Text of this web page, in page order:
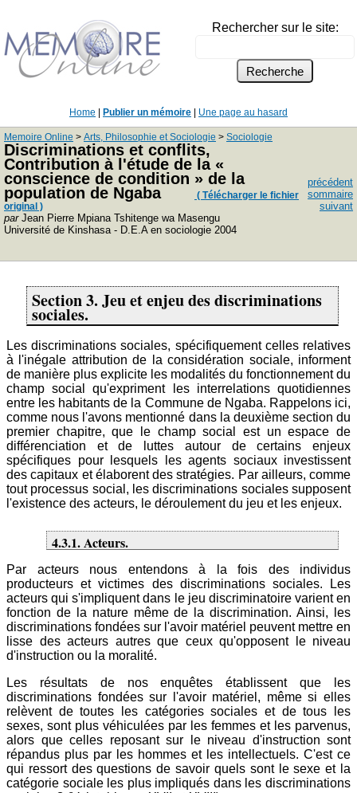
Rechercher sur le site:
Home Publier un mémoire Une page au hasard
Memoire Online > Arts, Philosophie et Sociologie > Sociologie
Discriminations et conflits,
Contribution à l'étude de la «
conscience de condition » de la
population de Ngaba
( Télécharger le fichier
original )
parJean Pierre Mpiana Tshitenge wa Masengu
Université de Kinshasa - D.E.A en sociologie 2004
précédent
sommaire
suivant
Section 3. Jeu et enjeu des discriminations
sociales.
Les discriminations sociales, spécifiquement celles relatives
à l'inégale attribution de la considération sociale, informent
de manière plus explicite les modalités du fonctionnement du
champ social qu'expriment les interrelations quotidiennes
entre les habitants de la Commune de Ngaba. Rappelons ici,
comme nous l'avons mentionné dans la deuxième section du
premier chapitre, que le champ social est un espace de
différenciation et de luttes autour de certains enjeux
spécifiques pour lesquels les agents sociaux investissent
des capitaux et élaborent des stratégies. Par ailleurs, comme
tout processus social, les discriminations sociales supposent
l'existence des acteurs, le déroulement du jeu et les enjeux.
4.3.1. Acteurs.
Par acteurs nous entendons à la fois des individus
producteurs et victimes des discriminations sociales. Les
acteurs qui s'impliquent dans le jeu discriminatoire varient en
fonction de la nature même de la discrimination. Ainsi, les
discriminations fondées sur l'avoir matériel peuvent mettre en
lisse des acteurs autres que ceux qu'opposent le niveau
d'instruction ou la moralité.
Les résultats de nos enquêtes établissent que les
discriminations fondées sur l'avoir matériel, même si elles
relèvent de toutes les catégories sociales et de tous les
sexes, sont plus véhiculées par les femmes et les parvenus,
alors que celles reposant sur le niveau d'instruction sont
répandus plus par les hommes et les intellectuels. C'est ce
qui ressort des questions de savoir quels sont le sexe et la
catégorie sociale les plus impliqués dans les discriminations